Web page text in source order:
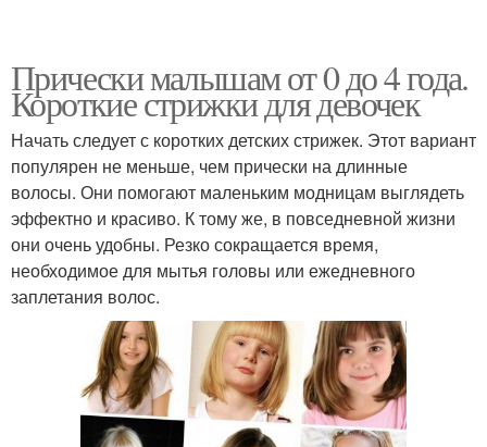
Прически малышам от 0 до 4 года.
Короткие стрижки для девочек
Начать следует с коротких детских стрижек. Этот вариант
популярен не меньше, чем прически на длинные
волосы. Они помогают маленьким модницам выглядеть
эффектно и красиво. К тому же, в повседневной жизни
они очень удобны. Резко сокращается время,
необходимое для мытья головы или ежедневного
заплетания волос.